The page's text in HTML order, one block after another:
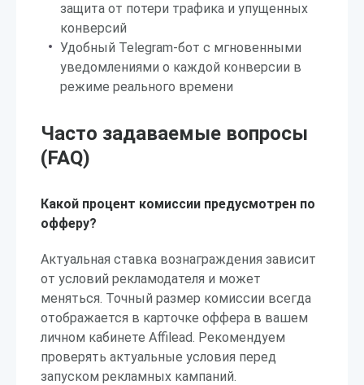
защита от потери трафика и упущенных
конверсий
Удобный Telegram-бот с мгновенными
уведомлениями о каждой конверсии в
режиме реального времени
Часто задаваемые вопросы
(FAQ)
Какой процент комиссии предусмотрен по
офферу?
Актуальная ставка вознаграждения зависит
от условий рекламодателя и может
меняться. Точный размер комиссии всегда
отображается в карточке оффера в вашем
личном кабинете Affilead. Рекомендуем
проверять актуальные условия перед
запуском рекламных кампаний.